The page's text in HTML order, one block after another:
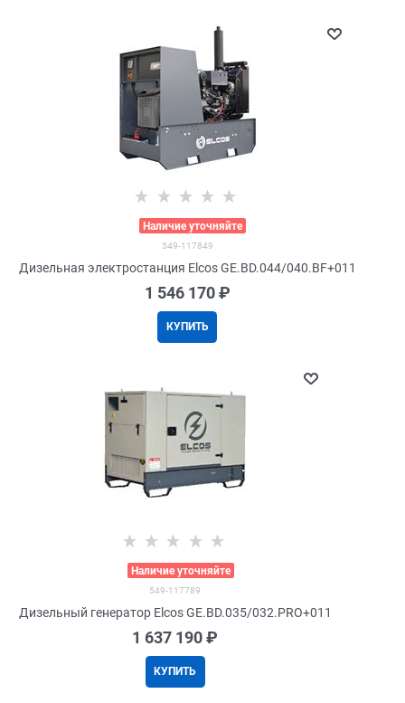
Наличие уточняйте
549-117849
Дизельная электростанция Elcos GE.BD.044/040.BF+011
1 546 170 ₽
КУПИТЬ
Наличие уточняйте
549-117789
Дизельный генератор Elcos GE.BD.035/032.PRO+011
1 637 190 ₽
КУПИТЬ